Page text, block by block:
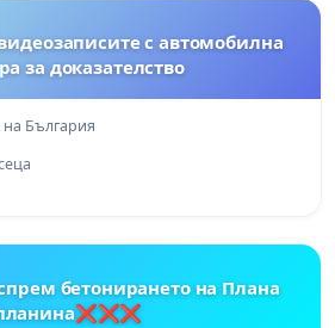
с автомобилна
за доказателство
България
бетонирането на Плана